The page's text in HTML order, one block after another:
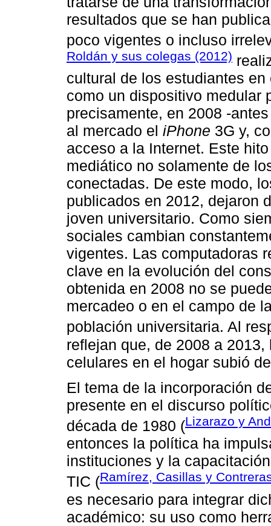
resultados que se han
poco vigentes o incluso
Roldán y sus colegas (2012)
cultural de los estudiantes
como un dispositivo medular
precisamente, en 2008 -
al mercado el iPhone 3G y,
acceso a la Internet. Este
mediático no solamente de
conectadas. De este modo,
publicados en 2012, dejaron
joven universitario. Como
sociales cambian
vigentes. Las computadoras
clave en la evolución del
obtenida en 2008 no se
mercadeo o en el campo de
población universitaria. Al
reflejan que, de 2008 a
celulares en el hogar subió
El tema de la incorporación
presente en el discurso
década de 1980 (Lizarazo y
entonces la política ha
instituciones y la
TIC (Ramírez, Casillas y
es necesario para integrar
académico: su uso como